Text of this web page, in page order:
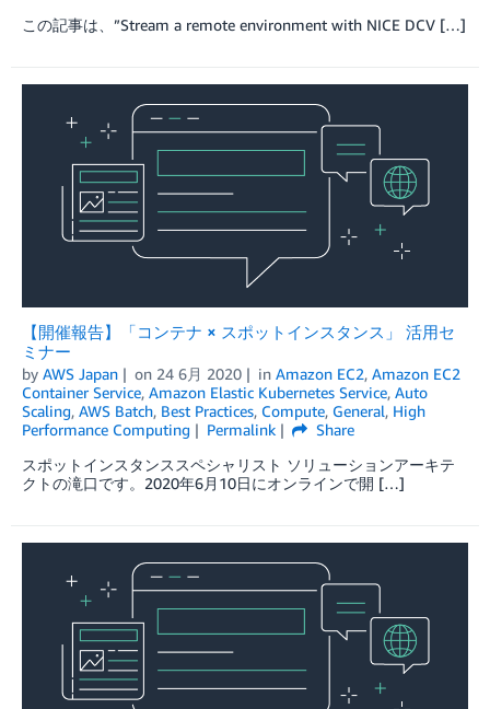
この記事は、”Stream a remote environment with NICE DCV […]
【開催報告】「コンテナ × スポットインスタンス」 活用セ
ミナー
by AWS Japan on 24 6月 2020 in Amazon EC2, Amazon EC2
Container Service, Amazon Elastic Kubernetes Service, Auto
Scaling, AWS Batch, Best Practices, Compute, General, High
Performance Computing
Permalink
Share
スポットインスタンススペシャリスト ソリューションアーキテ
クトの滝口です。2020年6月10日にオンラインで開 […]